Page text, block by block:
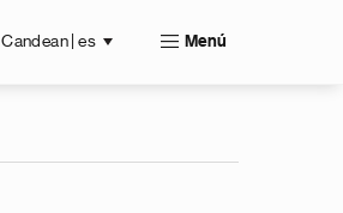
Candean | es Menú